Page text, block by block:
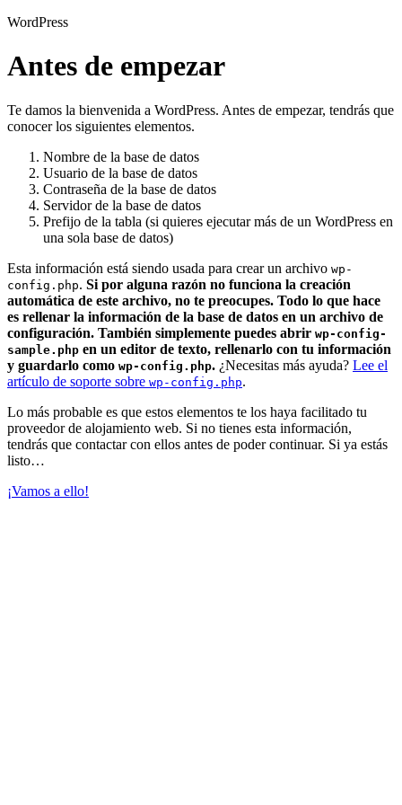
WordPress
Antes de empezar
Te damos la bienvenida a WordPress. Antes de empezar, tendrás que
conocer los siguientes elementos.
Nombre de la base de datos
Usuario de la base de datos
Contraseña de la base de datos
Servidor de la base de datos
Prefijo de la tabla (si quieres ejecutar más de un WordPress en
una sola base de datos)
Esta información está siendo usada para crear un archivo wp-
config.php. Si por alguna razón no funciona la creación
automática de este archivo, no te preocupes. Todo lo que hace
es rellenar la información de la base de datos en un archivo de
configuración. También simplemente puedes abrir wp-config-
sample.php en un editor de texto, rellenarlo con tu información
y guardarlo como wp-config.php. ¿Necesitas más ayuda? Lee el
artículo de soporte sobre wp-config.php.
Lo más probable es que estos elementos te los haya facilitado tu
proveedor de alojamiento web. Si no tienes esta información,
tendrás que contactar con ellos antes de poder continuar. Si ya estás
listo…
¡Vamos a ello!